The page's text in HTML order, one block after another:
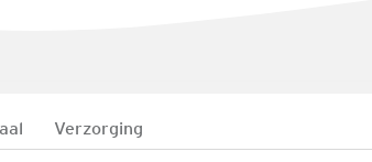
Verzorging